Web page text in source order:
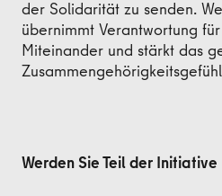
der Solidarität zu senden.
übernimmt Verantwortung
Miteinander und stärkt das
Werden Sie Teil der Initiative